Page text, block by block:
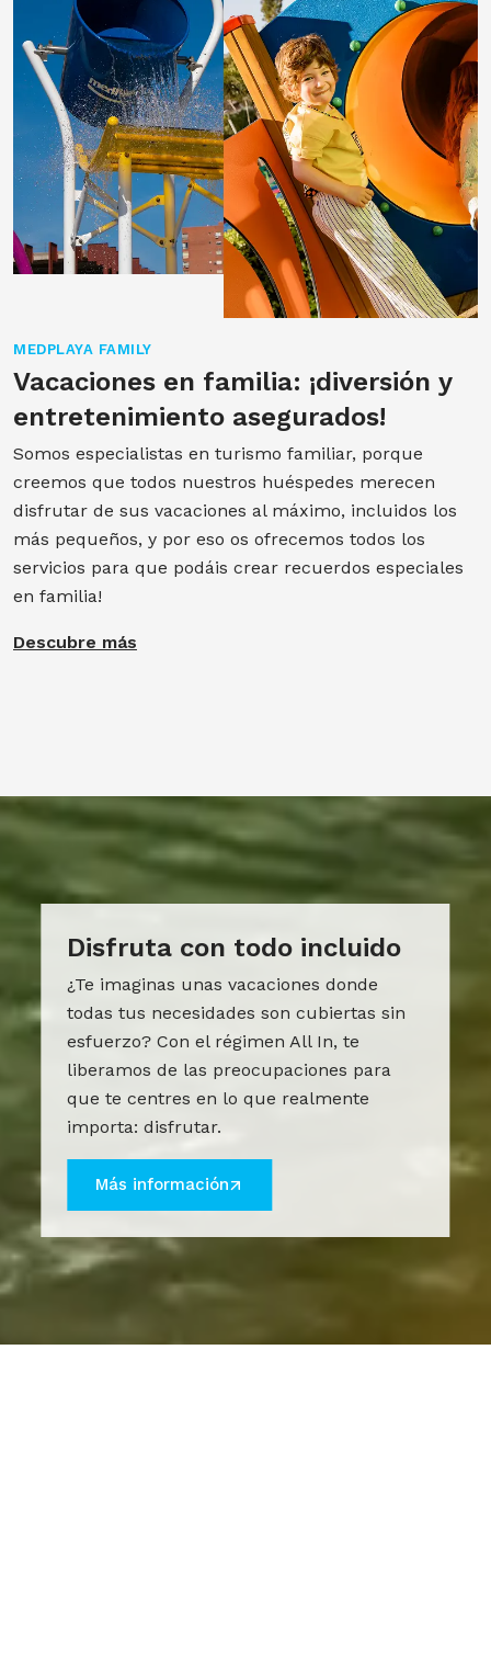
MEDPLAYA FAMILY
Vacaciones en familia: ¡diversión y
entretenimiento asegurados!
Somos especialistas en turismo familiar, porque
creemos que todos nuestros huéspedes merecen
disfrutar de sus vacaciones al máximo, incluidos los
más pequeños, y por eso os ofrecemos todos los
servicios para que podáis crear recuerdos especiales
en familia!
Descubre más
Disfruta con todo incluido
¿Te imaginas unas vacaciones donde
todas tus necesidades son cubiertas sin
esfuerzo? Con el régimen All In, te
liberamos de las preocupaciones para
que te centres en lo que realmente
importa: disfrutar.
Más información